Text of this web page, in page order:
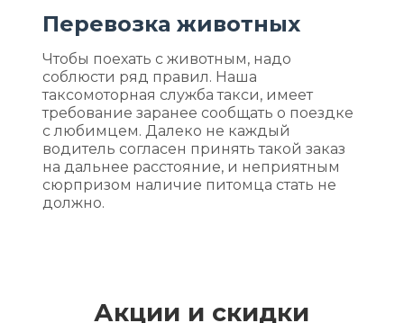
Перевозка животных
Чтобы поехать с животным, надо
соблюсти ряд правил. Наша
таксомоторная служба такси, имеет
требование заранее сообщать о поездке
с любимцем. Далеко не каждый
водитель согласен принять такой заказ
на дальнее расстояние, и неприятным
сюрпризом наличие питомца стать не
должно.
Акции и скидки